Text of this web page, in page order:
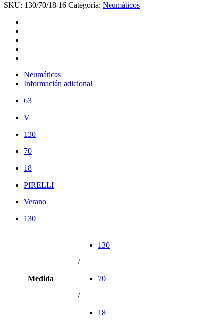
SKU: 130/70/18-16 Categoría: Neumáticos
Neumáticos
Información adicional
63
V
130
70
18
PIRELLI
Verano
130
Medida
130
/
70
/
18